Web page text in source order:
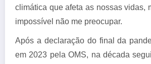
climática que afeta as nossas vidas,
impossível não me preocupar.
Após a declaração do final da
em 2023 pela OMS, na década